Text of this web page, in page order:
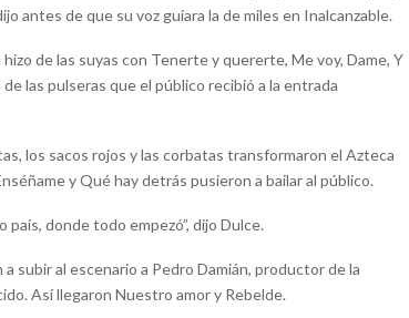
antes de que su voz guiara la de miles en Inalcanzable.
de las suyas con Tenerte y quererte, Me voy, Dame, Y
las pulseras que el público recibió a la entrada
los sacos rojos y las corbatas transformaron el Azteca
y Qué hay detrás pusieron a bailar al público.
donde todo empezó”, dijo Dulce.
subir al escenario a Pedro Damián, productor de la
Así llegaron Nuestro amor y Rebelde.